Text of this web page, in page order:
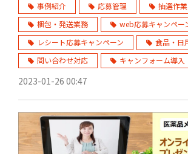
事例紹介 応募管理
抽選作
梱包・発送業務
web応募キャンペー
レシート応募キャンペーン
食品・日
問い合わせ対応
キャンフォーム導入
2023-01-26 00:47